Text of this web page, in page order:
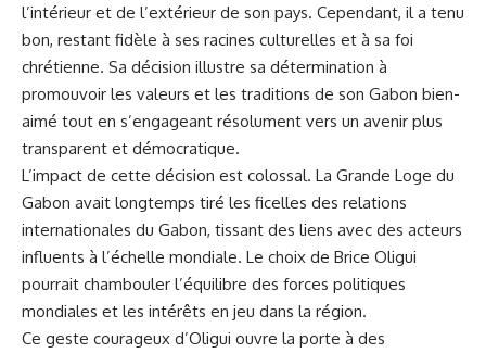
l’intérieur et de l’extérieur de son pays. Cependant, il a tenu
bon, restant fidèle à ses racines culturelles et à sa foi
chrétienne. Sa décision illustre sa détermination à
promouvoir les valeurs et les traditions de son Gabon bien-
aimé tout en s’engageant résolument vers un avenir plus
transparent et démocratique.
L’impact de cette décision est colossal. La Grande Loge du
Gabon avait longtemps tiré les ficelles des relations
internationales du Gabon, tissant des liens avec des acteurs
influents à l’échelle mondiale. Le choix de Brice Oligui
pourrait chambouler l’équilibre des forces politiques
mondiales et les intérêts en jeu dans la région.
Ce geste courageux d’Oligui ouvre la porte à des